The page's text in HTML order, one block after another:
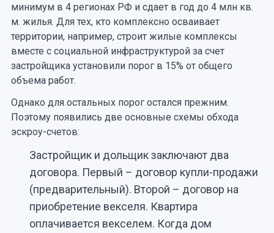
минимум в 4 регионах РФ и сдает в год до 4 млн кв.
м. жилья. Для тех, кто комплексно осваивает
территории, например, строит жилые комплексы
вместе с социальной инфраструктурой за счет
застройщика установили порог в 15% от общего
объема работ.
Однако для остальных порог остался прежним.
Поэтому появились две основные схемы обхода
эскроу-счетов:
Застройщик и дольщик заключают два
договора. Первый – договор купли-продажи
(предварительный). Второй – договор на
приобретение векселя. Квартира
оплачивается векселем. Когда дом